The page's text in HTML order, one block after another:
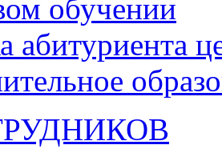
обучении
абитуриента